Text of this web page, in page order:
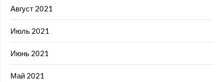
Август 2021
Июль 2021
Июнь 2021
Май 2021